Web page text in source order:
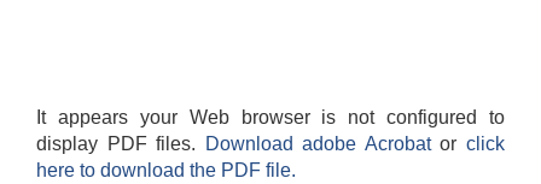
It appears your Web browser is not configured to
display PDF files.
Download adobe Acrobatorclick
here to download the PDF file.